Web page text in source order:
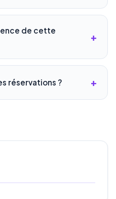
de cette
réservations ?